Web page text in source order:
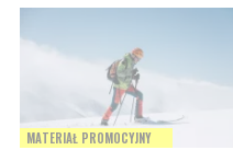
MATERIAŁ PROMOCYJNY